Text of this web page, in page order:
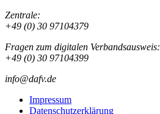
Zentrale:
+49 (0) 30 97104379
Fragen zum digitalen Verbandsausweis:
+49 (0) 30 97104399
info@dafv.de
Impressum
Datenschutzerklärung